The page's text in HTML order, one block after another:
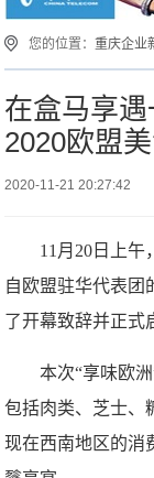
您的位置：重庆企业
在盒马享
2020欧盟
2020-11-21 20:27:42
11月20日上午，
自欧盟驻华代表团
了开幕致辞并正式
本次“享味欧洲”
包括肉类、芝士、
现在西南地区的消